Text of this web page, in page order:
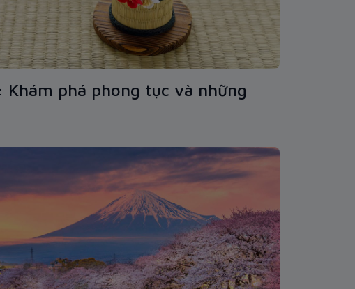
Khám phá phong tục và những